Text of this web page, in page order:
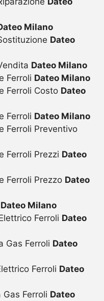
Milano
Dateo
Dateo Milano
Ferroli Dateo Milano
Ferroli Costo Dateo
Ferroli Dateo Milano
Ferroli Preventivo
Ferroli Prezzi Dateo
Ferroli Prezzo Dateo
Dateo Milano
Ferroli Dateo
Gas Ferroli Dateo
Ferroli Dateo
Ferroli Dateo